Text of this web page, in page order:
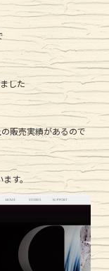
した
販売実績があるので
ます。